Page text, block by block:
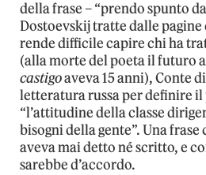
della frase – “prendo spunto
Dostoevskij tratte dalle pagine
rende difficile capire chi ha
(alla morte del poeta il futuro
castigoaveva 15 anni), Conte
letteratura russa per definire
“l’attitudine della classe
bisogni della gente”. Una
aveva mai detto né scritto, e
sarebbe d’accordo.